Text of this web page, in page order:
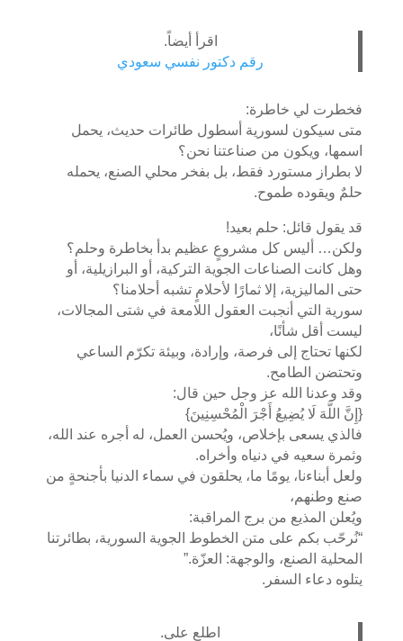
اقرأ أيضاً.
رقم دكتور نفسي سعودي
فخطرت لي خاطرة:
متى سيكون لسورية أسطول طائرات حديث، يحمل
اسمها، ويكون من صناعتنا نحن؟
لا بطراز مستورد فقط، بل بفخر محلي الصنع، يحمله
حلمٌ ويقوده طموح.
قد يقول قائل: حلم بعيد!
ولكن… أليس كل مشروعٍ عظيم بدأ بخاطرة وحلم؟
وهل كانت الصناعات الجوية التركية، أو البرازيلية، أو
حتى الماليزية، إلا ثمارًا لأحلامٍ تشبه أحلامنا؟
سورية التي أنجبت العقول اللامعة في شتى المجالات،
ليست أقل شأنًا،
لكنها تحتاج إلى فرصة، وإرادة، وبيئة تكرّم الساعي
وتحتضن الطامح.
وقد وعدنا الله عز وجل حين قال:
{إِنَّ اللَّهَ لَا يُضِيعُ أَجْرَ الْمُحْسِنِينَ}
فالذي يسعى بإخلاص، ويُحسن العمل، له أجره عند الله،
وثمرة سعيه في دنياه وأخراه.
ولعل أبناءنا، يومًا ما، يحلقون في سماء الدنيا بأجنحةٍ من
صنع وطنهم،
ويُعلن المذيع من برج المراقبة:
“نُرحّب بكم على متن الخطوط الجوية السورية، بطائرتنا
المحلية الصنع، والوجهة: العزّة.”
يتلوه دعاء السفر.
اطلع على.